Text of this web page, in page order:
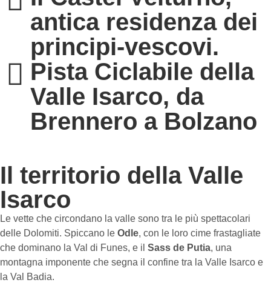
antica residenza dei
principi-vescovi.
Pista Ciclabile della
Valle Isarco, da
Brennero a Bolzano
Il territorio della Valle
Isarco
Le vette che circondano la valle sono tra le più spettacolari
delle Dolomiti. Spiccano le Odle, con le loro cime frastagliate
che dominano la Val di Funes, e il Sass de Putia, una
montagna imponente che segna il confine tra la Valle Isarco e
la Val Badia.